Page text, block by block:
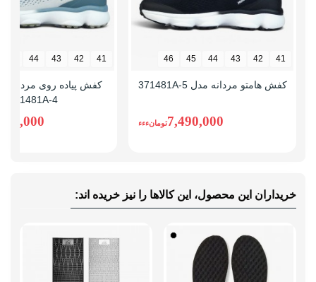
41
42
43
44
45
46
کفش هامتو مردانه مدل 371481A-5
7,490,000تومانءءء
41
42
43
44
کفش پیاده روی مردانه
371481A-4
خریداران این محصول، این کالاها را نیز خریده اند: